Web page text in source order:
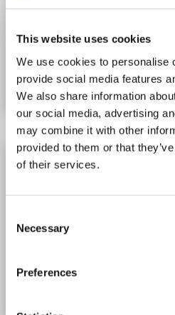
This website uses cookies
We use cookies to personalise
provide social media features
We also share information
our social media, advertising
may combine it with other
provided to them or that
of their services.
Selection
Necessary
Preferences
N° du produit ABIN1398767
Fiche technique
UBE2Q1 anticorps (AA
UBE2Q1 Reactivité: Souris, Rat
Hôte: Lapin